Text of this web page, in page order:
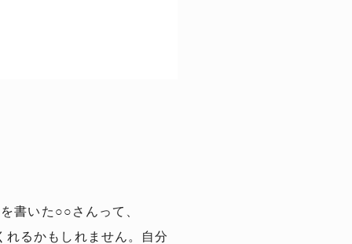
書いた○○さんって、
るかもしれません。自分